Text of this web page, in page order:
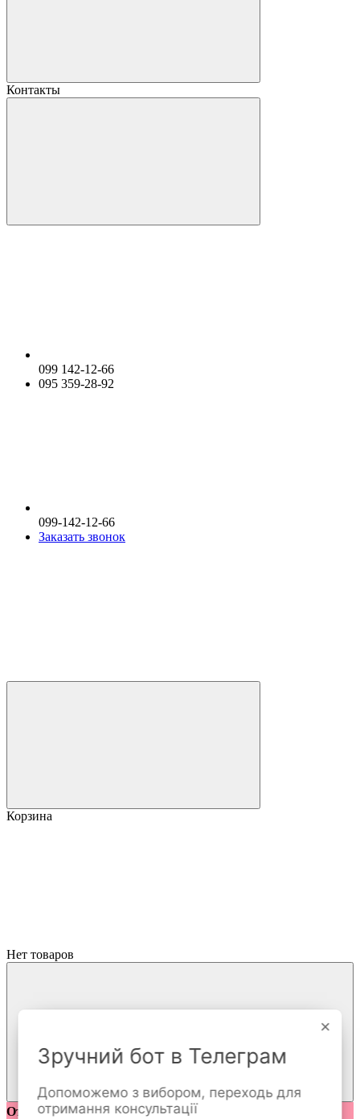
Контакты
099 142-12-66
095 359-28-92
099-142-12-66
Заказать звонок
Корзина
Нет товаров
покупкам
Отправка заказов по предоплате 200 грн ❤️ Бесплатная
Зручний бот в Телеграм
Допоможемо з вибором, переходь для
отримання консультації
×